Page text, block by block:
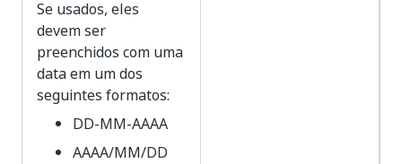
Se usados, eles
devem ser
preenchidos com uma
data em um dos
seguintes formatos:
DD-MM-AAAA
AAAA/MM/DD